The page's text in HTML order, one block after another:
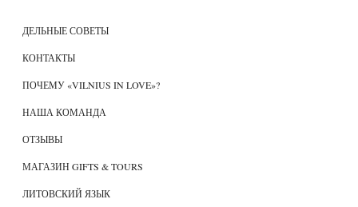
ДЕЛЬНЫЕ СОВЕТЫ
КОНТАКТЫ
ПОЧЕМУ «VILNIUS IN LOVE»?
НАША КОМАНДА
ОТЗЫВЫ
МАГАЗИН GIFTS & TOURS
ЛИТОВСКИЙ ЯЗЫК